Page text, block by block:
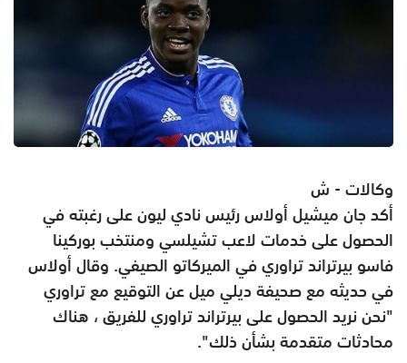
وكالات - ش
أكد جان ميشيل أولاس رئيس نادي ليون على رغبته في
الحصول على خدمات لاعب تشيلسي ومنتخب بوركينا
فاسو بيرتراند تراوري في الميركاتو الصيفي. وقال أولاس
في حديثه مع صحيفة ديلي ميل عن التوقيع مع تراوري
"نحن نريد الحصول على بيرتراند تراوري للفريق ، هناك
محادثات متقدمة بشأن ذلك".